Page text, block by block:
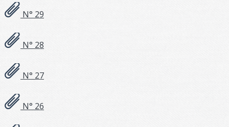
N° 29
N° 28
N° 27
N° 26